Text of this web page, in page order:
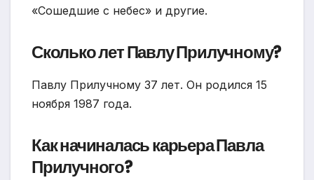
«Сошедшие с небес» и другие.
Сколько лет Павлу Прилучному?
Павлу Прилучному 37 лет. Он родился 15
ноября 1987 года.
Как начиналась карьера Павла
Прилучного?